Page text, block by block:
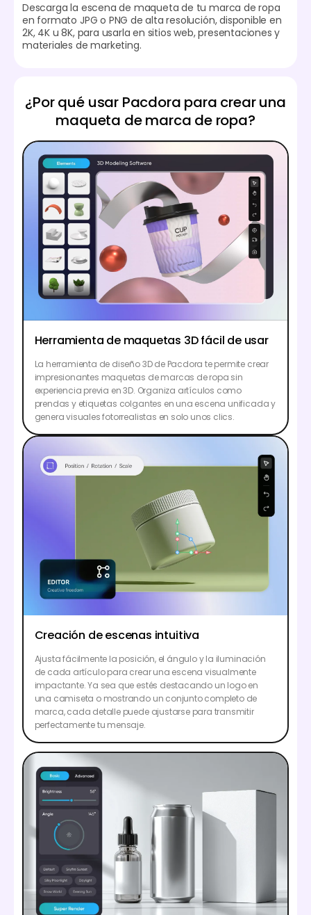
Descarga la escena de maqueta de tu marca de ropa
en formato JPG o PNG de alta resolución, disponible en
2K, 4K u 8K, para usarla en sitios web, presentaciones y
materiales de marketing.
¿Por qué usar Pacdora para crear una
maqueta de marca de ropa?
Herramienta de maquetas 3D fácil de usar
La herramienta de diseño 3D de Pacdora te permite crear
impresionantes maquetas de marcas de ropa sin
experiencia previa en 3D. Organiza artículos como
prendas y etiquetas colgantes en una escena unificada y
genera visuales fotorrealistas en solo unos clics.
Creación de escenas intuitiva
Ajusta fácilmente la posición, el ángulo y la iluminación
de cada artículo para crear una escena visualmente
impactante. Ya sea que estés destacando un logo en
una camiseta o mostrando un conjunto completo de
marca, cada detalle puede ajustarse para transmitir
perfectamente tu mensaje.